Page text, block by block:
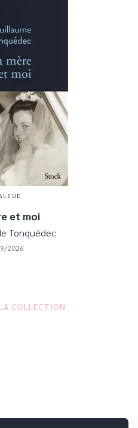
et moi
Tonquédec
2026
COLLECTION